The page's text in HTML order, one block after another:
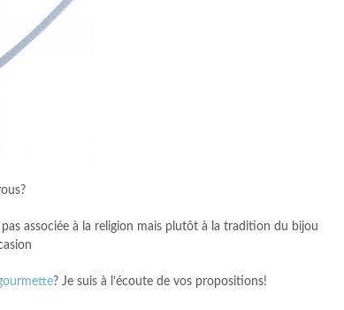
pas associée à la religion mais plutôt à la tradition du bijou
? Je suis à l’écoute de vos propositions!